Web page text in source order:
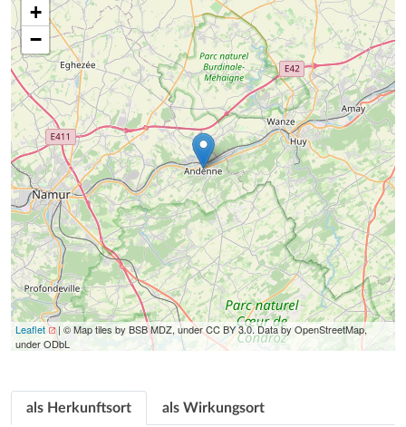
+
−
Leaflet
| © Map tiles by BSB MDZ, under CC BY 3.0. Data by OpenStreetMap,
under ODbL
als Herkunftsort als Wirkungsort